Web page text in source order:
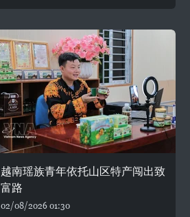
越南瑶族青年依托山区特产闯出致
富路
02/08/2026 01:30